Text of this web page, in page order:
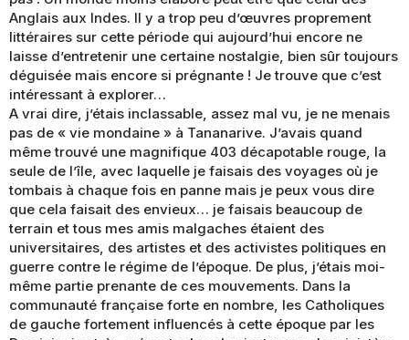
Anglais aux Indes. Il y a trop peu d’œuvres proprement
littéraires sur cette période qui aujourd’hui encore ne
laisse d’entretenir une certaine nostalgie, bien sûr toujours
déguisée mais encore si prégnante ! Je trouve que c’est
intéressant à explorer…
A vrai dire, j’étais inclassable, assez mal vu, je ne menais
pas de « vie mondaine » à Tananarive. J’avais quand
même trouvé une magnifique 403 décapotable rouge, la
seule de l’île, avec laquelle je faisais des voyages où je
tombais à chaque fois en panne mais je peux vous dire
que cela faisait des envieux… je faisais beaucoup de
terrain et tous mes amis malgaches étaient des
universitaires, des artistes et des activistes politiques en
guerre contre le régime de l’époque. De plus, j’étais moi-
même partie prenante de ces mouvements. Dans la
communauté française forte en nombre, les Catholiques
de gauche fortement influencés à cette époque par les